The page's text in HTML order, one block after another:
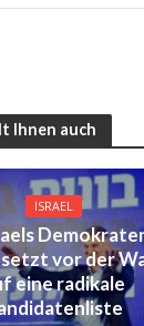
Ihnen auch
ISRAEL
vor der
eine radikale